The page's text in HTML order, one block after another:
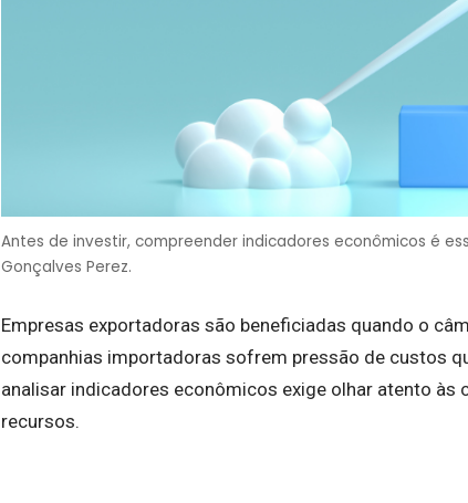
Antes de investir, compreender indicadores econômicos é
Gonçalves Perez.
Empresas exportadoras são beneficiadas quando o
companhias importadoras sofrem pressão de custos
analisar indicadores econômicos exige olhar atento
recursos.